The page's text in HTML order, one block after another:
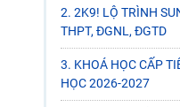
2. 2K9! LỘ TRÌNH
THPT, ĐGNL, ĐGTD
3. KHOÁ HỌC CẤP
HỌC 2026-2027